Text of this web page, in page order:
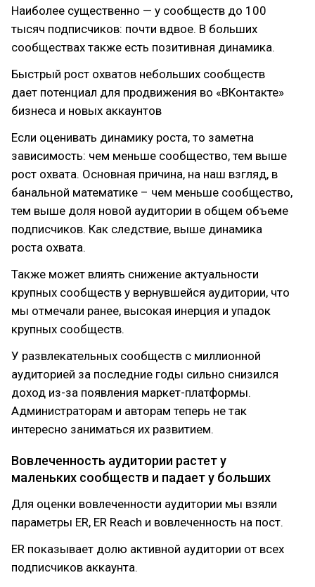
Наиболее существенно — у сообществ до 100
тысяч подписчиков: почти вдвое. В больших
сообществах также есть позитивная динамика.
Быстрый рост охватов небольших сообществ
дает потенциал для продвижения во «ВКонтакте»
бизнеса и новых аккаунтов
Если оценивать динамику роста, то заметна
зависимость: чем меньше сообщество, тем выше
рост охвата. Основная причина, на наш взгляд, в
банальной математике – чем меньше сообщество,
тем выше доля новой аудитории в общем объеме
подписчиков. Как следствие, выше динамика
роста охвата.
Также может влиять снижение актуальности
крупных сообществ у вернувшейся аудитории, что
мы отмечали ранее, высокая инерция и упадок
крупных сообществ.
У развлекательных сообществ с миллионной
аудиторией за последние годы сильно снизился
доход из-за появления маркет-платформы.
Администраторам и авторам теперь не так
интересно заниматься их развитием.
Вовлеченность аудитории растет у
маленьких сообществ и падает у больших
Для оценки вовлеченности аудитории мы взяли
параметры ER, ER Reach и вовлеченность на пост.
ER показывает долю активной аудитории от всех
подписчиков аккаунта.